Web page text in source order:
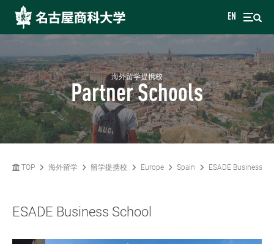
EN
海外留学提携校
Partner Schools
TOP 海外留学 留学提携校 Europe Spain ESADE Business
ESADE Business School